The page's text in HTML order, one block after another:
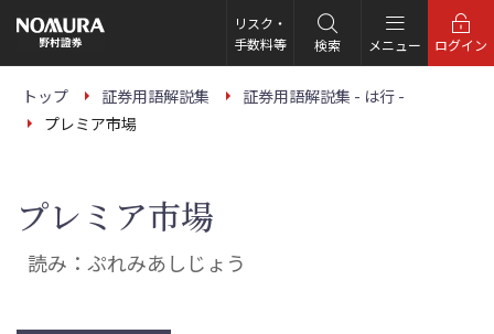
の
ー
リスク・
手数料等
検索 メニュー ログイン
トップ 証券用語解説集
証券用語解説集 - は行 -
プレミア市場
プレミア市場
読み：ぷれみあしじょう